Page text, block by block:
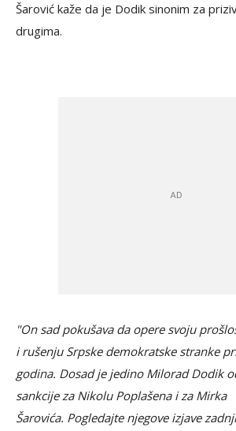
Šarović kaže da je Dodik sinonim za
drugima.
"On sad pokušava da opere svoju
i rušenju Srpske demokratske stranke
godina. Dosad je jedino Milorad Dodik
sankcije za Nikolu Poplašena i za Mirka
Šarovića. Pogledajte njegove izjave